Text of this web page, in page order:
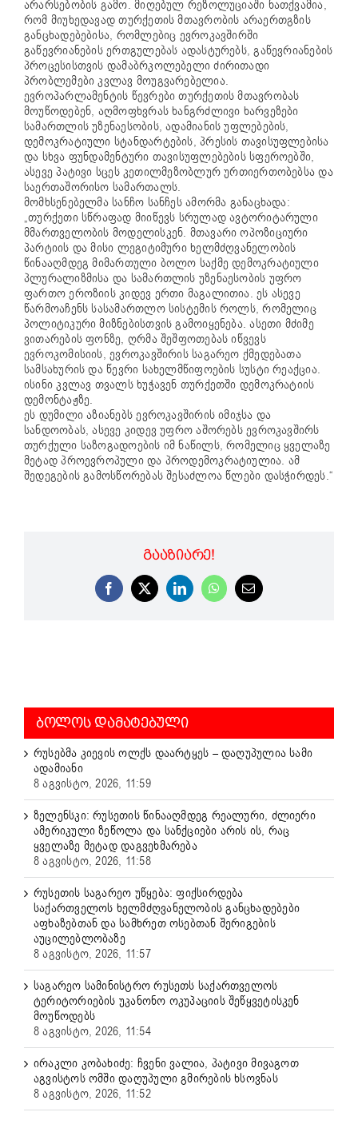
არარსებობის გამო. მიღებულ რეზოლუციაში ნათქვამია,
რომ მიუხედავად თურქეთის მთავრობის არაერთგზის
განცხადებებისა, რომლებიც ევროკავშირში
გაწევრიანების ერთგულებას ადასტურებს, გაწევრიანების
პროცესისთვის დამაბრკოლებელი ძირითადი
პრობლემები კვლავ მოუგვარებელია.
ევროპარლამენტის წევრები თურქეთის მთავრობას
მოუწოდებენ, აღმოფხვრას ხანგრძლივი ხარვეზები
სამართლის უზენაესობის, ადამიანის უფლებების,
დემოკრატიული სტანდარტების, პრესის თავისუფლებისა
და სხვა ფუნდამენტური თავისუფლებების სფეროებში,
ასევე პატივი სცეს კეთილმეზობლურ ურთიერთობებსა და
საერთაშორისო სამართალს.
მომხსენებელმა სანჩო სანჩეს ამორმა განაცხადა:
„თურქეთი სწრაფად მიიწევს სრულად ავტორიტარული
მმართველობის მოდელისკენ. მთავარი ოპოზიციური
პარტიის და მისი ლეგიტიმური ხელმძღვანელობის
წინააღმდეგ მიმართული ბოლო საქმე დემოკრატიული
პლურალიზმისა და სამართლის უზენაესობის უფრო
ფართო ეროზიის კიდევ ერთი მაგალითია. ეს ასევე
წარმოაჩენს სასამართლო სისტემის როლს, რომელიც
პოლიტიკური მიზნებისთვის გამოიყენება.ასეთი მძიმე
ვითარების ფონზე, ღრმა შეშფოთებას იწვევს
ევროკომისიის, ევროკავშირის საგარეო ქმედებათა
სამსახურის და წევრი სახელმწიფოების სუსტი რეაქცია.
ისინი კვლავ თვალს ხუჭავენ თურქეთში დემოკრატიის
დემონტაჟზე.
ეს დუმილი აზიანებს ევროკავშირის იმიჯსა და
სანდოობას, ასევე კიდევ უფრო აშორებს ევროკავშირს
თურქული საზოგადოების იმ ნაწილს, რომელიც ყველაზე
მეტად პროევროპული და პროდემოკრატიულია. ამ
შედეგების გამოსწორებას შესაძლოა წლები დასჭირდეს.“
ᲒᲐᲐᲖᲘᲐᲠᲔ!
Facebook
X LinkedInWhatsApp
Email
ᲑᲝᲚᲝᲡ ᲓᲐᲛᲐᲢᲔᲑᲣᲚᲘ
რუსებმა კიევის ოლქს დაარტყეს – დაღუპულია სამი
ადამიანი
8 აგვისტო, 2026, 11:59
ზელენსკი: რუსეთის წინააღმდეგ რეალური, ძლიერი
ამერიკული ზეწოლა და სანქციები არის ის, რაც
ყველაზე მეტად დაგვეხმარება
8 აგვისტო, 2026, 11:58
რუსეთის საგარეო უწყება: ფიქსირდება
საქართველოს ხელმძღვანელობის განცხადებები
აფხაზებთან და სამხრეთ ოსებთან შერიგების
აუცილებლობაზე
8 აგვისტო, 2026, 11:57
საგარეო სამინისტრო რუსეთს საქართველოს
ტერიტორიების უკანონო ოკუპაციის შეწყვეტისკენ
მოუწოდებს
8 აგვისტო, 2026, 11:54
ირაკლი კობახიძე: ჩვენი ვალია, პატივი მივაგოთ
აგვისტოს ომში დაღუპული გმირების ხსოვნას
8 აგვისტო, 2026, 11:52